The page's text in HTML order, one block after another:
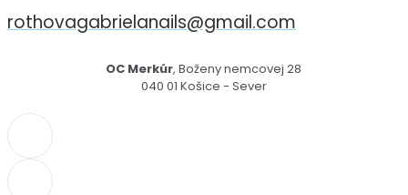
rothovagabrielanails@gmail.com
OC Merkúr, Boženy nemcovej 28
040 01 Košice - Sever